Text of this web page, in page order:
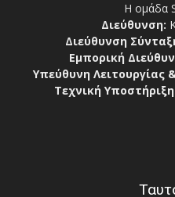
Η ομάδα
Διεύθυνση:
Διεύθυνση
Εμπορική
Υπεύθυνη Λειτουργίας
Τεχνική